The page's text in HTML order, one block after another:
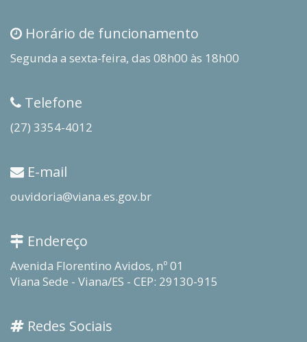
Horário de funcionamento
Segunda a sexta-feira, das 08h00 às 18h00
Telefone
(27) 3354-4012
E-mail
ouvidoria@viana.es.gov.br
Endereço
Avenida Florentino Avidos, nº 01
Viana Sede - Viana/ES - CEP: 29130-915
Redes Sociais